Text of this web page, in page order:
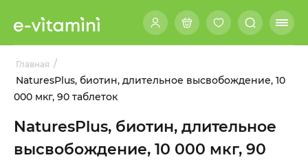
Главная /
NaturesPlus, биотин, длительное высвобождение, 10
000 мкг, 90 таблеток
NaturesPlus, биотин, длительное
высвобождение, 10 000 мкг, 90